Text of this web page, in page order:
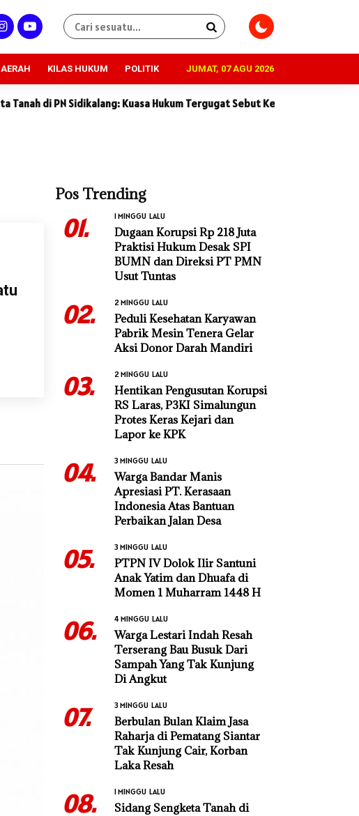
KILAS HUKUM POLITIK JUMAT, 07 AGU 2026
PN Sidikalang: Kuasa Hukum Tergugat Sebut Keterangan Saksi
Pos Trending
01. 1 MINGGU LALU
Dugaan Korupsi Rp 218 Juta
Praktisi Hukum Desak SPI
BUMN dan Direksi PT PMN
Usut Tuntas
02. 2 MINGGU LALU
Peduli Kesehatan Karyawan
Pabrik Mesin Tenera Gelar
Aksi Donor Darah Mandiri
03. 2 MINGGU LALU
Hentikan Pengusutan Korupsi
RS Laras, P3KI Simalungun
Protes Keras Kejari dan
Lapor ke KPK
04. 3 MINGGU LALU
Warga Bandar Manis
Apresiasi PT. Kerasaan
Indonesia Atas Bantuan
Perbaikan Jalan Desa
05. 3 MINGGU LALU
PTPN IV Dolok Ilir Santuni
Anak Yatim dan Dhuafa di
Momen 1 Muharram 1448 H
06. 4 MINGGU LALU
Warga Lestari Indah Resah
Terserang Bau Busuk Dari
Sampah Yang Tak Kunjung
Di Angkut
07. 3 MINGGU LALU
Berbulan Bulan Klaim Jasa
Raharja di Pematang Siantar
Tak Kunjung Cair, Korban
Laka Resah
08. 1 MINGGU LALU
Sidang Sengketa Tanah di